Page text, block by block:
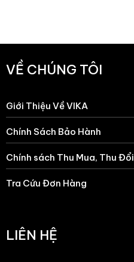
VỀ CHÚNG TÔI
Giới Thiệu Về VIKA
Chính Sách Bảo Hành
Chính sách Thu Mua, Thu Đổi
Tra Cứu Đơn Hàng
LIÊN HỆ